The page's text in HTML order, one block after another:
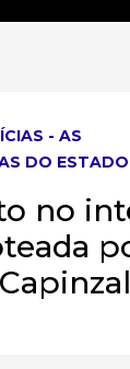
- AS
DO ESTADO
no